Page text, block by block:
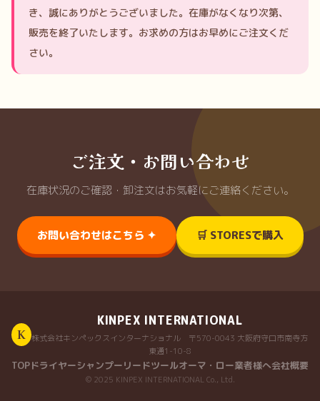
き、誠にありがとうございました。在庫がなくなり次第、
販売を終了いたします。お求めの方はお早めにご注文くだ
さい。
ご注文・お問い合わせ
在庫状況のご確認・卸注文はお気軽にご連絡ください。
お問い合わせはこちら ✦ 🛒 STORESで購入
K
KINPEX INTERNATIONAL
株式会社キンペックスインターナショナル 〒570-0043 大阪府守口市南寺方
東通1-10-8
TOPドライヤーシャンプーリードツールオーマ・ロー業者様へ会社概要
© 2025 KINPEX INTERNATIONAL Co., Ltd.